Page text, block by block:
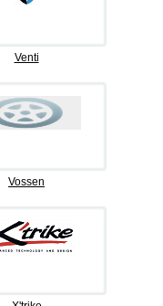
Venti
Vossen